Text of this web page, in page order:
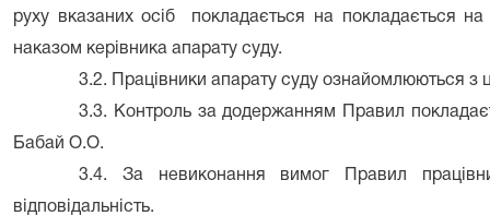
руху вказаних осіб покладається на покладається
наказом керівника апарату суду.
3.2. Працівники апарату суду ознайомлюються з
3.3. Контроль за додержанням Правил
Бабай О.О.
3.4. За невиконання вимог Правил
відповідальність.